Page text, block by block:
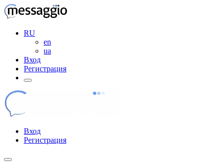
RU
en
ua
Вход
Регистрация
Вход
Регистрация